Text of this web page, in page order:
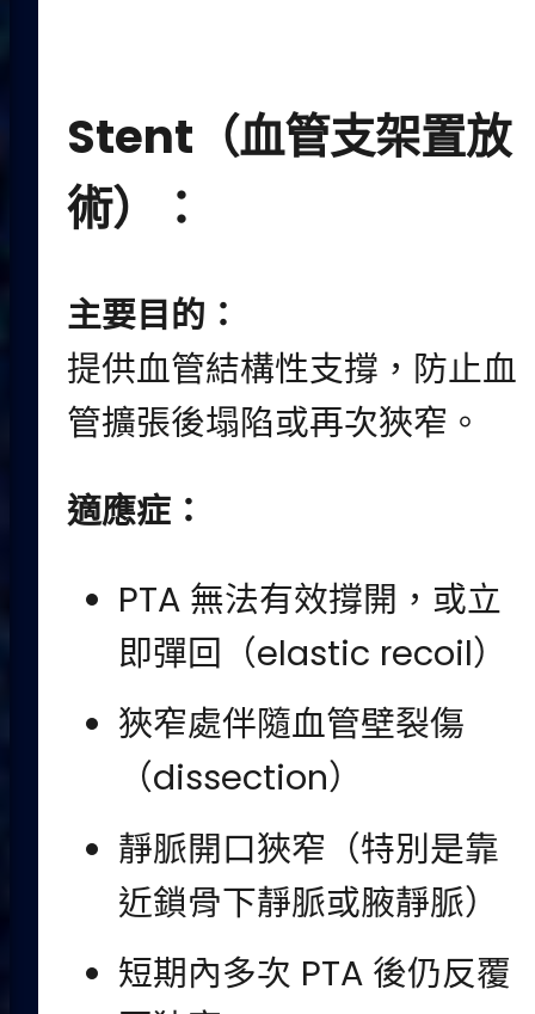
Stent（血管支架置放
術）：
主要目的：
提供血管結構性支撐，防止血
管擴張後塌陷或再次狹窄。
適應症：
PTA 無法有效撐開，或立
即彈回（elastic recoil）
狹窄處伴隨血管壁裂傷
（dissection）
靜脈開口狹窄（特別是靠
近鎖骨下靜脈或腋靜脈）
短期內多次 PTA 後仍反覆